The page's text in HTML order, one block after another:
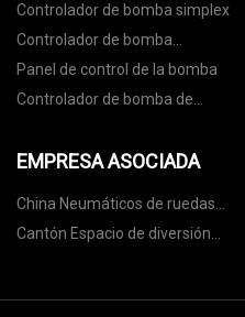
Controlador de bomba simplex
Controlador de bomba
inteligente
Panel de control de la bomba
Controlador de bomba de
EMPRESA ASOCIADA
China Neumáticos de ruedas
pesadas
Cantón Espacio de diversión